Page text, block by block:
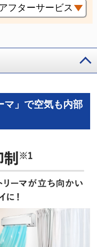
アフターサービス
マ」で空気も内部